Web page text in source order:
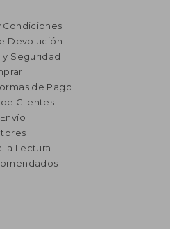
Condiciones
Devolución
y Seguridad
de Pago
Clientes
la Lectura